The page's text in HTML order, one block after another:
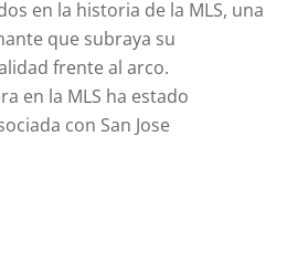
en la historia de la MLS, una
que subraya su
frente al arco.
en la MLS ha estado
con San Jose